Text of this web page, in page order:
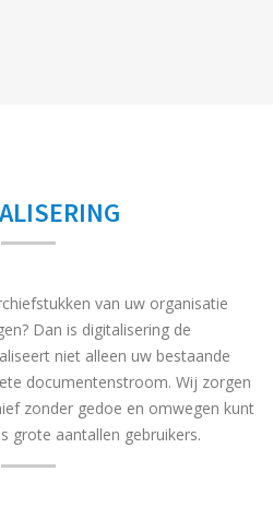
van uw organisatie
Dan is digitalisering de
niet alleen uw bestaande
documentenstroom. Wij zorgen
zonder gedoe en omwegen kunt
grote aantallen gebruikers.